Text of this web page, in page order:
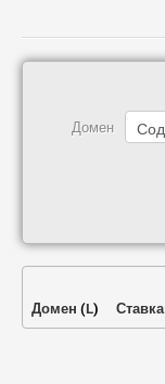
Домен
Домен (L) Ставка